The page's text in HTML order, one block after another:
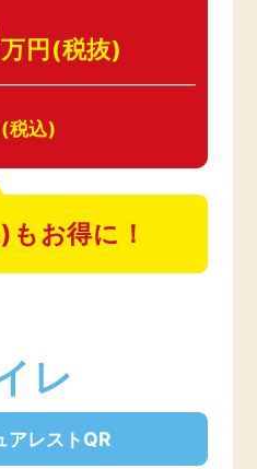
万円(税抜)
税込)
お得に！
レ
アレストQR